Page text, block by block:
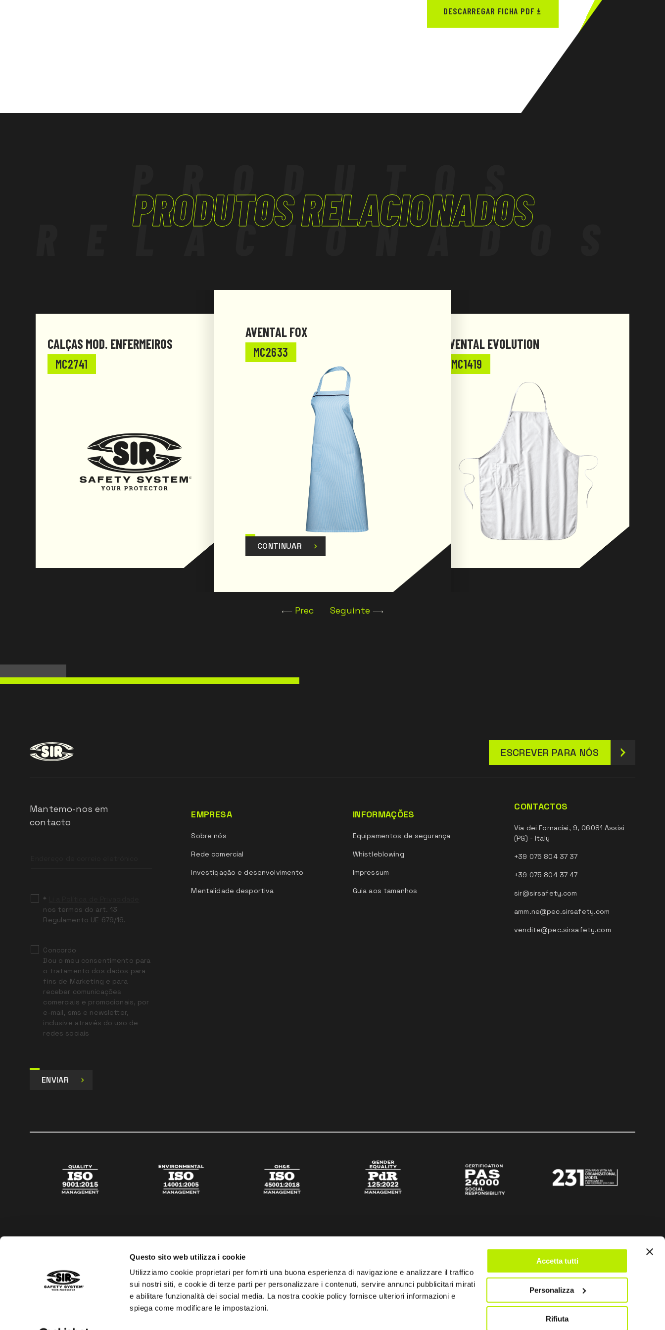
Questo sito web utilizza i cookie
Utilizziamo cookie proprietari per fornirti una buona esperienza di navigazione e analizzare il traffico
sui nostri siti, e cookie di terze parti per personalizzare i contenuti, servire annunci pubblicitari mirati
e abilitare funzionalità dei social media. La nostra cookie policy fornisce ulteriori informazioni e
spiega come modificare le impostazioni.
Accetta tutti
Personalizza
Rifiuta
DESCARREGAR FICHA PDF
PRODUTOS RELACIONADOS
RELACIONADOS
CALÇAS MOD. ENFERMEIROS
MC2741
AVENTAL FOX
MC2633
CONTINUAR
AVENTAL EVOLUTION
MC1419
Prec Seguinte
ESCREVER PARA NÓS
Mantemo-nos em
contacto
field
*
nos termos do art. 13
Regulamento UE 679/16.
Concordo
Dou o meu consentimento para
o tratamento dos dados para
fins de Marketing e para
receber comunicações
comerciais e promocionais, por
e-mail, sms e newsletter,
inclusive através do uso de
redes sociais
ENVIAR
EMPRESA
Sobre nós
Rede comercial
Investigação e desenvolvimento
Mentalidade desportiva
INFORMAÇÕES
Equipamentos de segurança
Whistleblowing
Impressum
Guia aos tamanhos
CONTACTOS
Via dei Fornaciai, 9, 06081 Assisi
(PG) - Italy
+39 075 804 37 37
+39 075 804 37 47
sir@sirsafety.com
amm.ne@pec.sirsafety.com
vendite@pec.sirsafety.com